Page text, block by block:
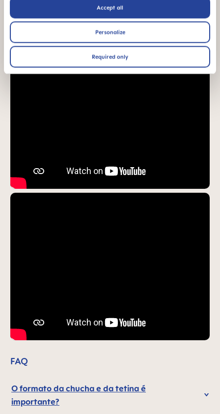
Accept all
Personalize
Required only
Vídeos de produtos
FAQ
O formato da chucha e da tetina é
importante?